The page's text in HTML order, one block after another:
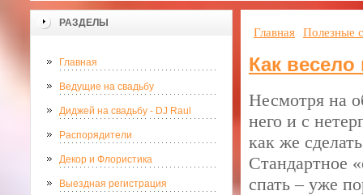
РАЗДЕЛЫ
Главная
Ведущие на свадьбу
Диджей на свадьбу - DJ Raul
Распорядители
Декор и Флористика
Выездная регистрация
Главная Полезные
Как
Несмотря на
него и с
как же
Стандартное
спать – уже